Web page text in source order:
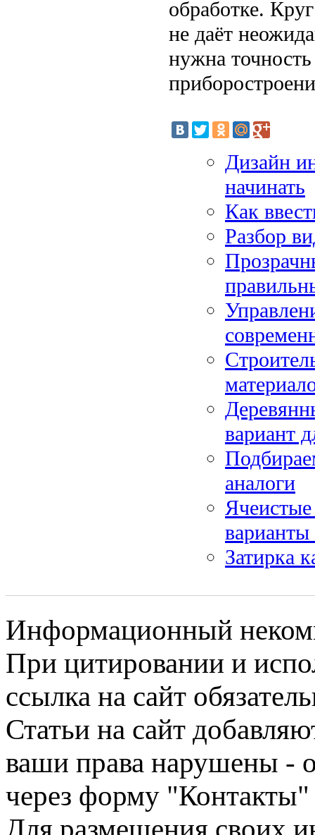
обработке.
не даёт
нужна
Дизайн
начинать
Как
Разбор
вариант
аналоги
Затирка
Информационный
При цитировании и
ссылка на сайт
Статьи на сайт
ваши права нарушены -
через форму "Контакты"